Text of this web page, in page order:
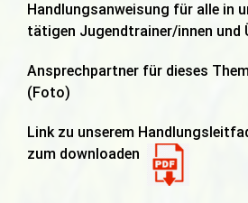
Handlungsanweisung für alle in
tätigen Jugendtrainer/innen und
Ansprechpartner für dieses
(Foto)
Link zu unserem
zum downloaden